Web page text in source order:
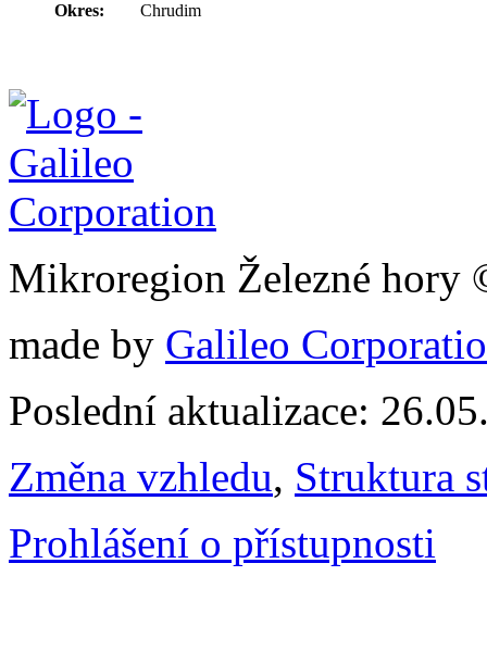
Okres:
Chrudim
Mikroregion Železné hory
made by Galileo
Poslední aktualizace:
Změna vzhledu, Struktura
Prohlášení o přístupnosti